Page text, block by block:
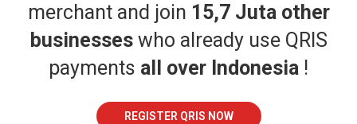
merchant and join 15,7 Juta other
businesseswho already use QRIS
payments all over Indonesia !
REGISTER QRIS NOW